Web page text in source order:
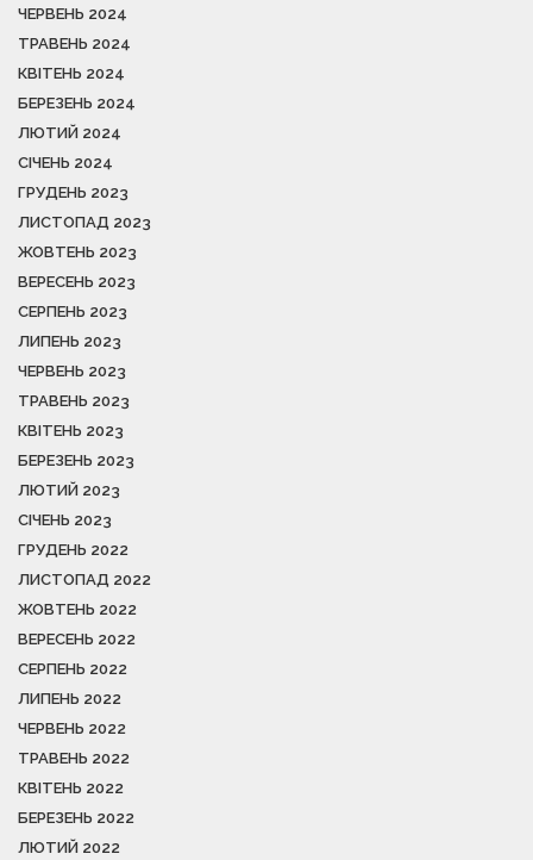
ЧЕРВЕНЬ 2024
ТРАВЕНЬ 2024
КВІТЕНЬ 2024
БЕРЕЗЕНЬ 2024
ЛЮТИЙ 2024
СІЧЕНЬ 2024
ГРУДЕНЬ 2023
ЛИСТОПАД 2023
ЖОВТЕНЬ 2023
ВЕРЕСЕНЬ 2023
СЕРПЕНЬ 2023
ЛИПЕНЬ 2023
ЧЕРВЕНЬ 2023
ТРАВЕНЬ 2023
КВІТЕНЬ 2023
БЕРЕЗЕНЬ 2023
ЛЮТИЙ 2023
СІЧЕНЬ 2023
ГРУДЕНЬ 2022
ЛИСТОПАД 2022
ЖОВТЕНЬ 2022
ВЕРЕСЕНЬ 2022
СЕРПЕНЬ 2022
ЛИПЕНЬ 2022
ЧЕРВЕНЬ 2022
ТРАВЕНЬ 2022
КВІТЕНЬ 2022
БЕРЕЗЕНЬ 2022
ЛЮТИЙ 2022